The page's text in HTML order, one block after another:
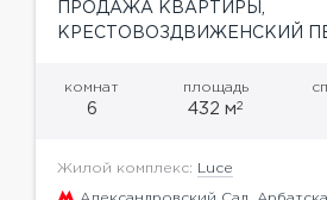
ПРОДАЖА КВАРТИРЫ,
КРЕСТОВОЗДВИЖЕНСКИЙ
комнат
6
площадь
432 м2
Жилой комплекс: Luce